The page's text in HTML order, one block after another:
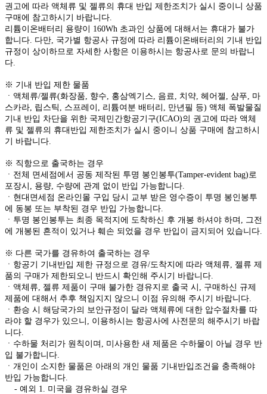
권고에 따라 액체류 및 젤류의 휴대 반입 제한조치가 실시 중이니 상품
구매에 참고하시기 바랍니다.
리튬이온배터리 용량이 160Wh 초과인 상품에 대해서는 휴대가 불가
합니다. 다만, 국가별 항공사 규정에 따라 리튬이온배터리의 기내 반입
규정이 상이하므로 자세한 사항은 이용하시는 항공사로 문의 바랍니
다.
※ 기내 반입 제한 물품
ㆍ액체류/젤류(화장품, 향수, 홍삼엑기스, 음료, 치약, 헤어젤, 샴푸, 마
스카라, 립스틱, 스프레이, 리튬여분 배터리, 만년필 등) 액체 폭발물질
기내 반입 차단을 위한 국제민간항공기구(ICAO)의 권고에 따라 액체
류 및 젤류의 휴대반입 제한조치가 실시 중이니 상품 구매에 참고하시
기 바랍니다.
※ 직항으로 출국하는 경우
ㆍ전체 면세점에서 공동 제작된 투명 봉인봉투(Tamper-evident bag)로
포장시, 용량, 수량에 관계 없이 반입 가능합니다.
ㆍ현대면세점 온라인몰 구입 당시 교부 받은 영수증이 투명 봉인봉투
에 동봉 또는 부착된 경우 반입 가능합니다.
ㆍ투명 봉인봉투는 최종 목적지에 도착하신 후 개봉 하셔야 하며, 그전
에 개봉된 흔적이 있거나 훼손 되었을 경우 반입이 금지되어 있습니다.
※ 다른 국가를 경유하여 출국하는 경우
ㆍ항공기 기내반입 제한 규정으로 경유/도착지에 따라 액체류, 젤류 제
품의 구매가 제한되오니 반드시 확인해 주시기 바랍니다.
ㆍ액체류, 젤류 제품이 구매 불가한 경유지로 출국 시, 구매하신 규제
제품에 대해서 추후 책임지지 않으니 이점 유의해 주시기 바랍니다.
ㆍ환승 시 해당국가의 보안규정이 달라 액체류에 대한 압수절차를 따
라야 할 경우가 있으니, 이용하시는 항공사에 사전문의 해주시기 바랍
니다.
ㆍ수하물 처리가 원칙이며, 미사용한 새 제품은 수하물이 아닐 경우 반
입 불가합니다.
ㆍ개인이 소지한 물품은 아래의 개인 물품 기내반입조건을 충족해야
반입 가능합니다.
- 예외 1. 미국을 경유하실 경우